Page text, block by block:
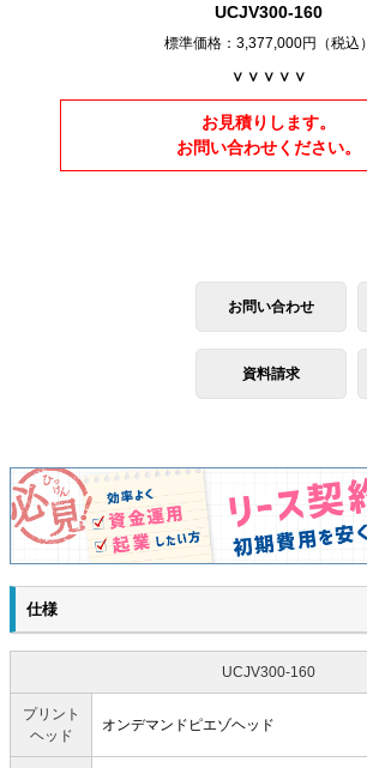
UCJV300-160
標準価格：3,377,000円（税込）
∨ ∨ ∨ ∨ ∨
お見積りします。
お問い合わせください。
お問い合わせ
資料請求
仕様
UCJV300-160
プリント
ヘッド
オンデマンドピエゾヘッド